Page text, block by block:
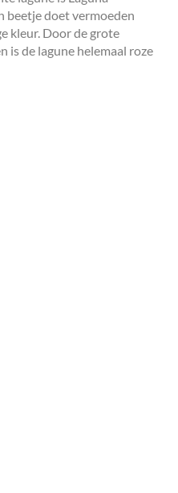
beetje doet vermoeden
kleur. Door de grote
is de lagune helemaal roze